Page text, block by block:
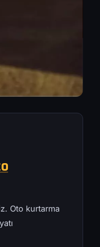
Oto kurtarma